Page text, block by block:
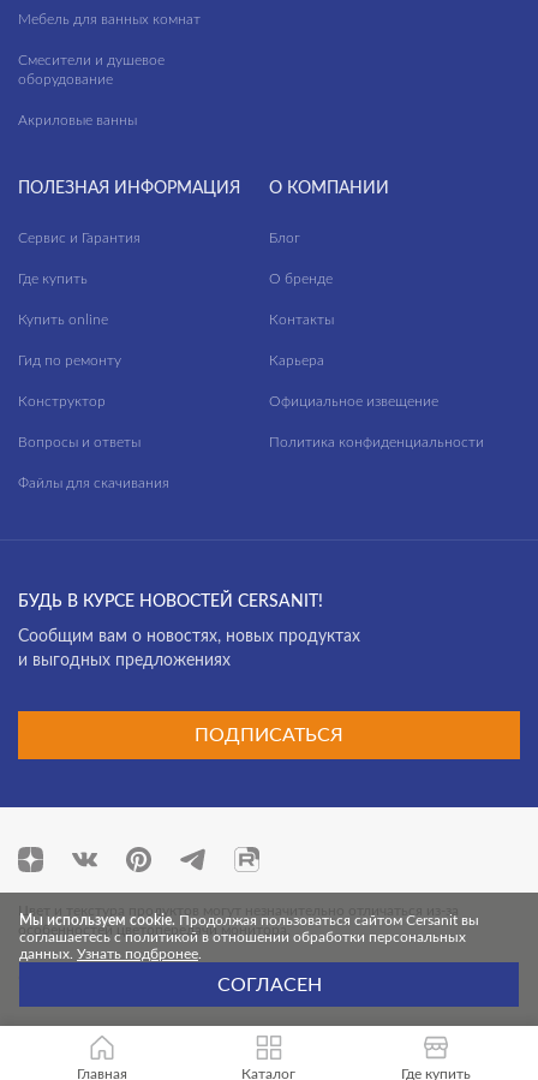
Мебель для ванных комнат
Смесители и душевое
оборудование
Акриловые ванны
ПОЛЕЗНАЯ ИНФОРМАЦИЯ
Сервис и Гарантия
Где купить
Купить online
Гид по ремонту
Конструктор
Вопросы и ответы
Файлы для скачивания
О КОМПАНИИ
Блог
О бренде
Контакты
Карьера
Официальное извещение
Политика конфиденциальности
БУДЬ В КУРСЕ НОВОСТЕЙ CERSANIT!
Cообщим вам о новостях, новых продуктах
и выгодных предложениях
ПОДПИСАТЬСЯ
Цвет и текстура продуктов могут незначительно отличаться из-за
особенностей цветопередачи монитора.
© 2026 Cersanit. Все права защищены.
Мы используем cookie. Продолжая пользоваться сайтом Cersanit вы
соглашаетесь с политикой в отношении обработки персональных
данных. Узнать подбронее
СОГЛАСЕН
Главная Каталог Где купить